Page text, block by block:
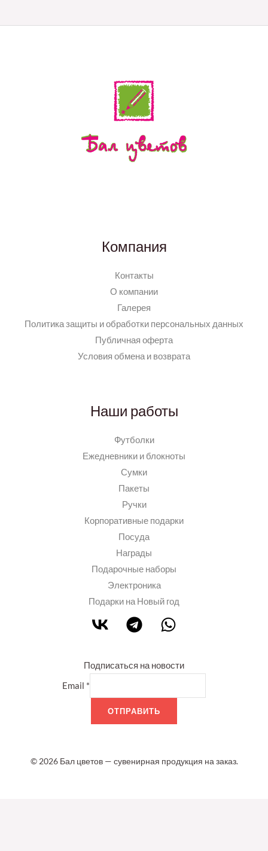
Компания
Контакты
О компании
Галерея
Политика защиты и обработки персональных данных
Публичная оферта
Условия обмена и возврата
Наши работы
Футболки
Ежедневники и блокноты
Сумки
Пакеты
Ручки
Корпоративные подарки
Посуда
Награды
Подарочные наборы
Электроника
Подарки на Новый год
Подписаться на новости
Email *
ОТПРАВИТЬ
© 2026 Бал цветов — сувенирная продукция на заказ.